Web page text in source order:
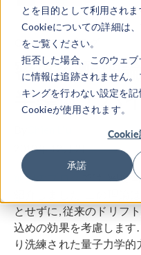
とを目的として利用され
Cookieについての詳細は
をご覧ください。
拒否した場合、このウェ
に情報は追跡されません
キングを行わない設定を
Cookieが使用されます。
Cookie
承諾
COMSOL ブログ
密度勾配理
半導体デバ
2019年 12月 2日
前回のブログ では, 密度
紹介しました. この理論
とせずに, 従来のドリフ
込めの効果を考慮します
り洗練された量子力学